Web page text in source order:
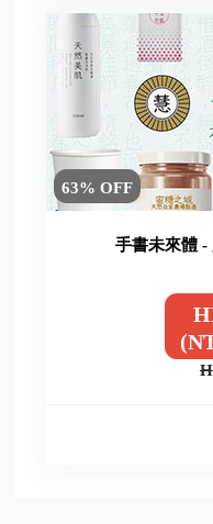
63% OFF
手書未來體 -